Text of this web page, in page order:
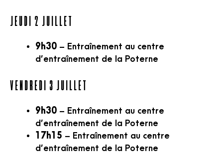
Jeudi 2 juillet
9h30 – Entraînement au centre
d’entraînement de la Poterne
Vendredi 3 juillet
9h30 – Entraînement au centre
d’entraînement de la Poterne
17h15 – Entraînement au centre
d’entraînement de la Poterne